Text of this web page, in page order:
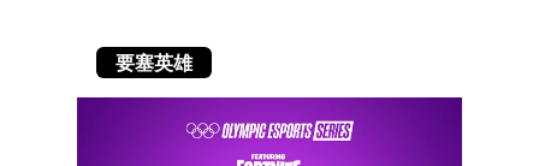
要塞英雄